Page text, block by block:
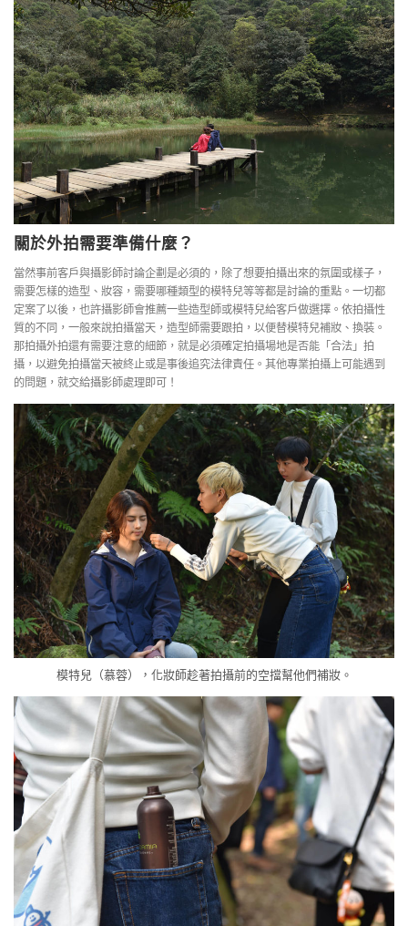
關於外拍需要準備什麼？
當然事前客戶與攝影師討論企劃是必須的，除了想要拍攝出來的氛圍或樣子，
需要怎樣的造型、妝容，需要哪種類型的模特兒等等都是討論的重點。一切都
定案了以後，也許攝影師會推薦一些造型師或模特兒給客戶做選擇。依拍攝性
質的不同，一般來說拍攝當天，造型師需要跟拍，以便替模特兒補妝、換裝。
那拍攝外拍還有需要注意的細節，就是必須確定拍攝場地是否能「合法」拍
攝，以避免拍攝當天被終止或是事後追究法律責任。其他專業拍攝上可能遇到
的問題，就交給攝影師處理即可！
模特兒（慕蓉），化妝師趁著拍攝前的空擋幫他們補妝。